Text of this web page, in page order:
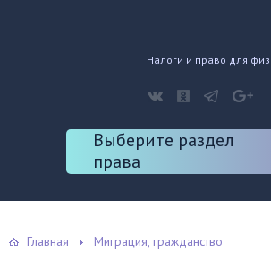
Налоги и право для
Выберите раздел
права
Главная Миграция, гражданство